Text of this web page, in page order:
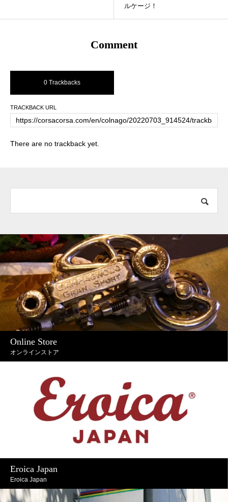
ルケージ！
Comment
0 Trackbacks
TRACKBACK URL
There are no trackback yet.
Online Store
オンラインストア
Eroica Japan
Eroica Japan